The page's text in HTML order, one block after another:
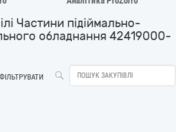
Частини підіймально-
обладнання 42419000-
ФІЛЬТРУВАТИ